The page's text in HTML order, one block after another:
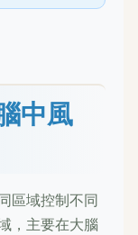
中風
區域控制不同
，主要在大腦